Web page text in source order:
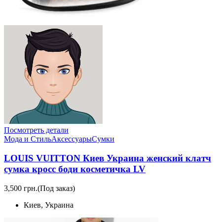
Посмотреть детали
Мода и СтильАксессуарыСумки
LOUIS VUITTON Киев Украина женский клатч
сумка кросс боди косметичка LV
3,500 грн.(Под заказ)
Киев, Украина